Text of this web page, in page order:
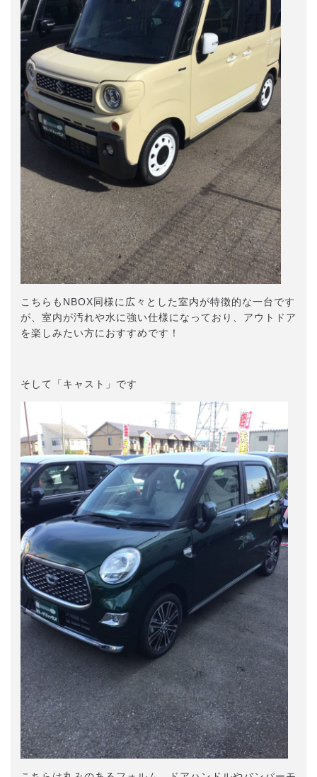
こちらもNBOX同様に広々とした室内が特徴的な一台です
が、室内が汚れや水に強い仕様になっており、アウトドア
を楽しみたい方におすすめです！
そして「キャスト」です